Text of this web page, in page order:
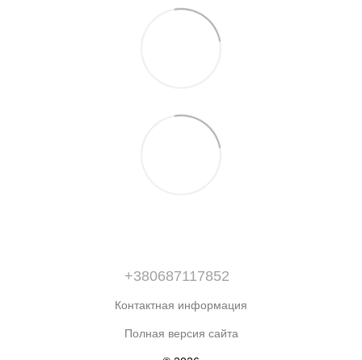
+380687117852
Контактная информация
Полная версия сайта